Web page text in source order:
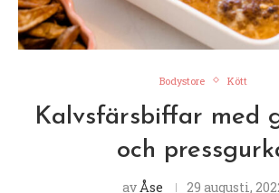
Bodystore Kött
Kalvsfärsbiffar med
och
av Åse 29 augusti,